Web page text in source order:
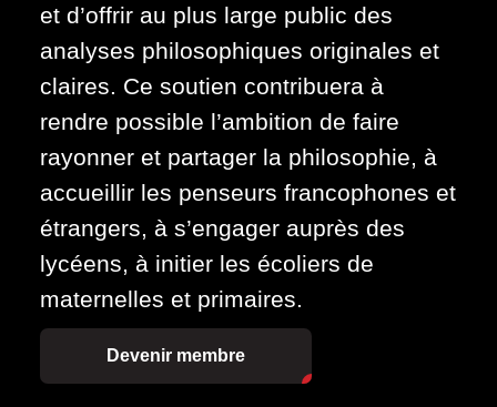
et d’offrir au plus large public des
analyses philosophiques originales et
claires. Ce soutien contribuera à
rendre possible l’ambition de faire
rayonner et partager la philosophie, à
accueillir les penseurs francophones et
étrangers, à s’engager auprès des
lycéens, à initier les écoliers de
maternelles et primaires.
Devenir membre